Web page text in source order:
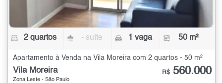
2 quartos - suíte 1 vaga 50 m²
Apartamento à Venda na Vila Moreira com 2 quartos - 50 m²
Vila Moreira
Zona Leste - São Paulo
R$ 560.000